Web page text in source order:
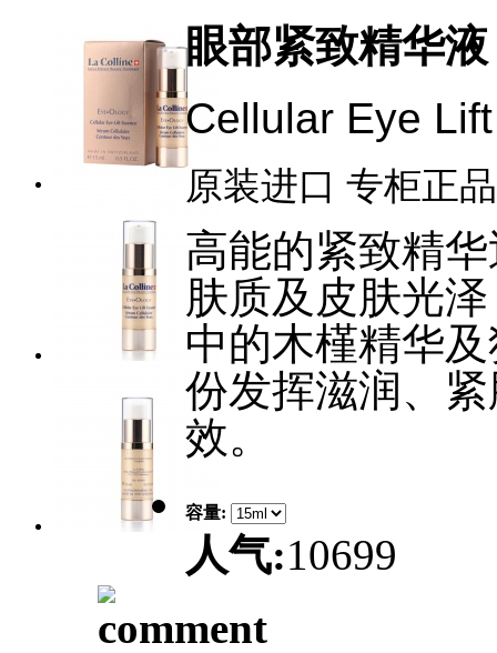
眼部紧致精华液
Cellular Eye
原装进口 专柜正品
高能的紧致精
肤质及皮肤光
中的木槿精华
份发挥滋润、
效。
容量:
人气:10699